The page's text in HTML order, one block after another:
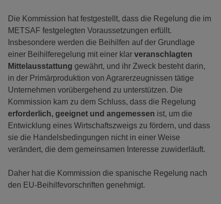
Die Kommission hat festgestellt, dass die Regelung die im
METSAF festgelegten Voraussetzungen erfüllt.
Insbesondere werden die Beihilfen auf der Grundlage
einer Beihilferegelung mit einer klar veranschlagten
Mittelausstattung gewährt, und ihr Zweck besteht darin,
in der Primärproduktion von Agrarerzeugnissen tätige
Unternehmen vorübergehend zu unterstützen. Die
Kommission kam zu dem Schluss, dass die Regelung
erforderlich, geeignet und angemessen ist, um die
Entwicklung eines Wirtschaftszweigs zu fördern, und dass
sie die Handelsbedingungen nicht in einer Weise
verändert, die dem gemeinsamen Interesse zuwiderläuft.
Daher hat die Kommission die spanische Regelung nach
den EU-Beihilfevorschriften genehmigt.